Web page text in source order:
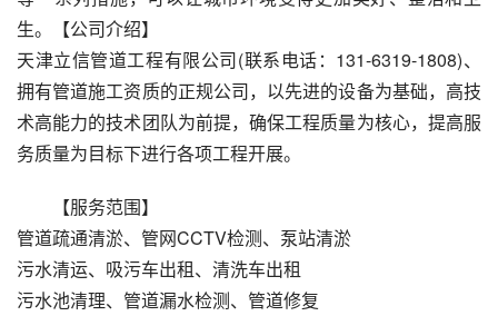
生。【公司介绍】
天津立信管道工程有限公司(联系电话：131-6319-1808)、
拥有管道施工资质的正规公司，以先进的设备为基础，高技
术高能力的技术团队为前提，确保工程质量为核心，提高服
务质量为目标下进行各项工程开展。
【服务范围】
管道疏通清淤、管网CCTV检测、泵站清淤
污水清运、吸污车出租、清洗车出租
污水池清理、管道漏水检测、管道修复